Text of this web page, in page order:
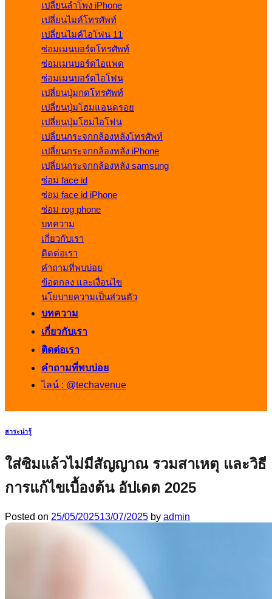
เปลี่ยนลำโพง iPhone
เปลี่ยนไมค์โทรศัพท์
เปลี่ยนไมค์ไอโฟน 11
ซ่อมเมนบอร์ดโทรศัพท์
ซ่อมเมนบอร์ดไอแพด
ซ่อมเมนบอร์ดไอโฟน
เปลี่ยนปุ่มกดโทรศัพท์
เปลี่ยนปุ่มโฮมแอนดรอย
เปลี่ยนปุ่มโฮมไอโฟน
เปลี่ยนกระจกกล้องหลังโทรศัพท์
เปลี่ยนกระจกกล้องหลัง iPhone
เปลี่ยนกระจกกล้องหลัง samsung
ซ่อม face id
ซ่อม face id iPhone
ซ่อม rog phone
บทความ
เกี่ยวกับเรา
ติดต่อเรา
คำถามที่พบบ่อย
ข้อตกลง และเงื่อนไข
นโยบายความเป็นส่วนตัว
บทความ
เกี่ยวกับเรา
ติดต่อเรา
คำถามที่พบบ่อย
ไลน์ : @techavenue
สาระน่ารู้
ใส่ซิมแล้วไม่มีสัญญาณ รวมสาเหตุ และวิธี
การแก้ไขเบื้องต้น อัปเดต 2025
Posted on 25/05/202513/07/2025 by admin